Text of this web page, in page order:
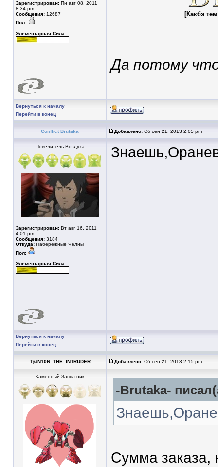
Зарегистрирован: Пн авг 08, 2011
8:34 pm
Сообщения: 12687
Пол:
Элементарная Сила:
[Какбэ
Да потому
Вернуться к началу
Перейти в конец
Conflict Brutaka Добавлено: Сб сен 21, 2013 2:05 pm
Повелитель Воздуха
Зарегистрирован: Вт авг 16, 2011
4:01 pm
Сообщения: 3184
Откуда: Набережные Челны
Пол:
Элементарная Сила:
Вернуться к началу
Перейти в конец
T@N10N_THE_INTRUDER Добавлено: Сб сен 21, 2013 2:15 pm
Каменный Защитник
-Brutaka-
Сумма заказа,